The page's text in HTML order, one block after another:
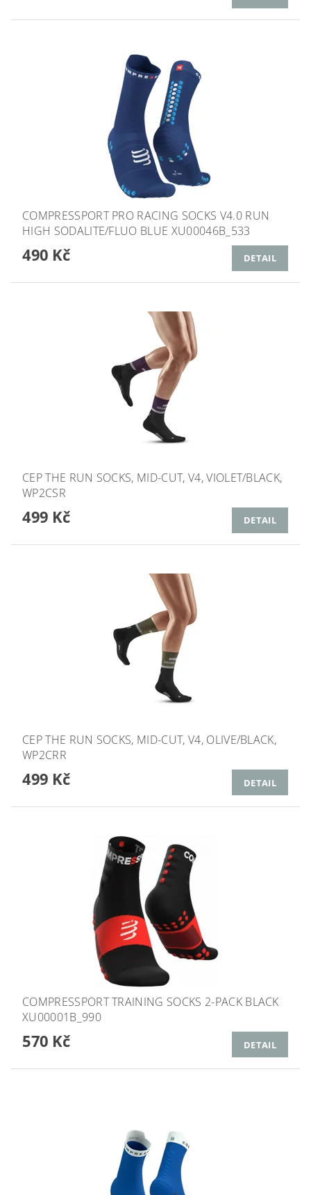
COMPRESSPORT PRO RACING SOCKS V4.0 RUN
HIGH SODALITE/FLUO BLUE XU00046B_533
490 Kč DETAIL
CEP THE RUN SOCKS, MID-CUT, V4, VIOLET/BLACK,
WP2CSR
499 Kč DETAIL
CEP THE RUN SOCKS, MID-CUT, V4, OLIVE/BLACK,
WP2CRR
499 Kč DETAIL
COMPRESSPORT TRAINING SOCKS 2-PACK BLACK
XU00001B_990
570 Kč DETAIL